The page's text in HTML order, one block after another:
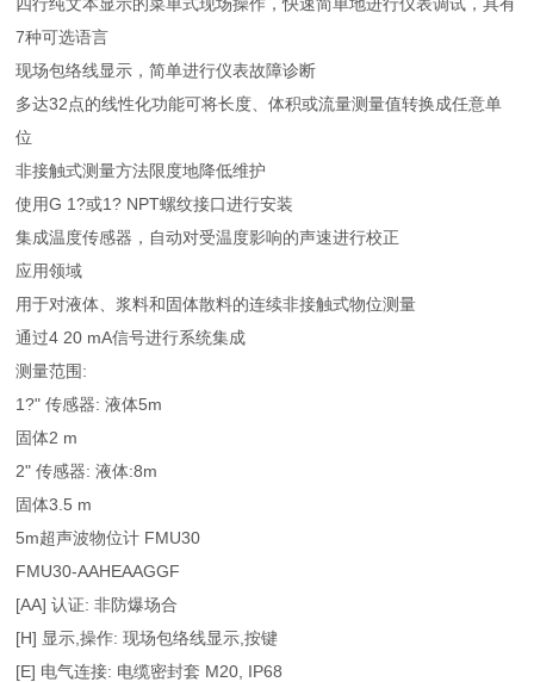
7种可选语言
现场包络线显示，简单进行仪表故障诊断
多达32点的线性化功能可将长度、体积或流量测量值转换成任意单
位
非接触式测量方法限度地降低维护
使用G 1?或1? NPT螺纹接口进行安装
集成温度传感器，自动对受温度影响的声速进行校正
应用领域
用于对液体、浆料和固体散料的连续非接触式物位测量
通过4 20 mA信号进行系统集成
测量范围:
1?" 传感器: 液体5m
固体2 m
2" 传感器: 液体:8m
固体3.5 m
5m超声波物位计 FMU30
FMU30-AAHEAAGGF
[AA] 认证: 非防爆场合
[H] 显示,操作: 现场包络线显示,按键
[E] 电气连接: 电缆密封套 M20, IP68